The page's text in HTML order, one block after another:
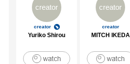
creator
creator
Yuriko Shirou
creator
creator
MITCH IKEDA